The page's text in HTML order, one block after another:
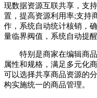
现数据资源互联共享，支
置，提高资源利用率;支持
作，系统自动统计核销，
量临界阀值，系统自动提
特别是商家在编辑商品
属性和规格，满足多元化
可以选择共享商品资源的
构实施统一的商品管理。